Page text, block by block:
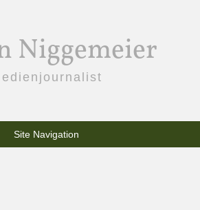
Niggemeier
Site Navigation